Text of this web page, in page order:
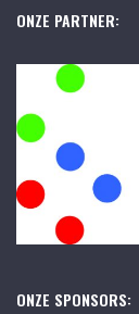
ONZE PARTNER:
ONZE SPONSORS: